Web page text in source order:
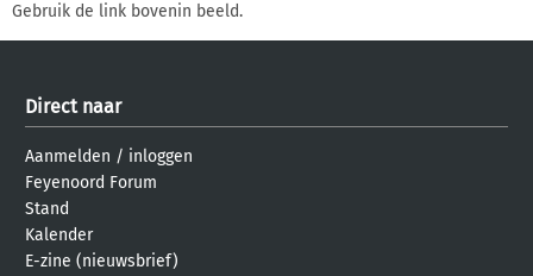
Gebruik de link bovenin beeld.
Direct naar
Aanmelden / inloggen
Feyenoord Forum
Stand
Kalender
E-zine (nieuwsbrief)